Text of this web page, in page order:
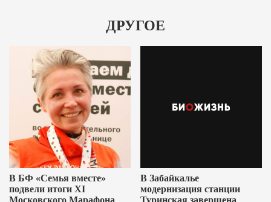
ДРУГОЕ
В БФ «Семья вместе»
подвели итоги XI
Московского Марафона
В Забайкалье
модернизация станции
Туринская завершена